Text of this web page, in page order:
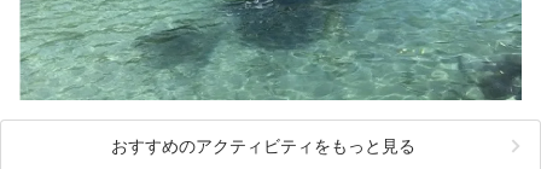
おすすめのアクティビティをもっと見る